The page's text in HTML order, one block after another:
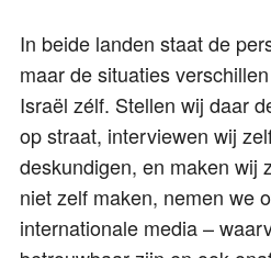
In beide landen staat de
maar de situaties
Israël zélf. Stellen wij daar
op straat, interviewen wij
deskundigen, en maken wij
niet zelf maken, nemen we
internationale media –